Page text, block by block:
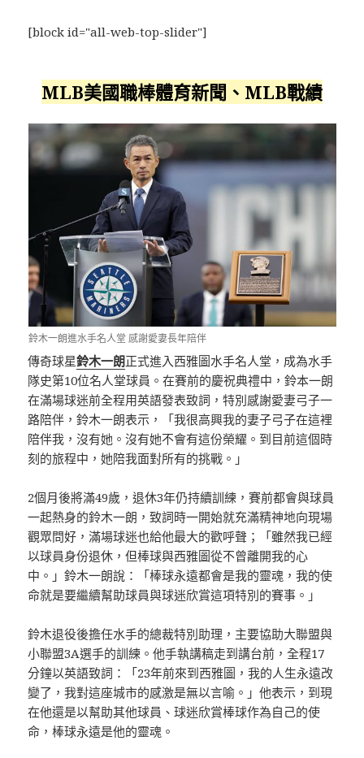
[block id="all-web-top-slider"]
MLB美國職棒體育新聞、MLB戰績
鈴木一朗進水手名人堂 感謝愛妻長年陪伴
傳奇球星鈴木一朗正式進入西雅圖水手名人堂，成為水手
隊史第10位名人堂球員。在賽前的慶祝典禮中，鈴本一朗
在滿場球迷前全程用英語發表致詞，特別感謝愛妻弓子一
路陪伴，鈴木一朗表示，「我很高興我的妻子弓子在這裡
陪伴我，沒有她。沒有她不會有這份榮耀。到目前這個時
刻的旅程中，她陪我面對所有的挑戰。」
2個月後將滿49歲，退休3年仍持續訓練，賽前都會與球員
一起熱身的鈴木一朗，致詞時一開始就充滿精神地向現場
觀眾問好，滿場球迷也給他最大的歡呼聲；「雖然我已經
以球員身份退休，但棒球與西雅圖從不曾離開我的心
中。」鈴木一朗說：「棒球永遠都會是我的靈魂，我的使
命就是要繼續幫助球員與球迷欣賞這項特別的賽事。」
鈴木退役後擔任水手的總裁特別助理，主要協助大聯盟與
小聯盟3A選手的訓練。他手執講稿走到講台前，全程17
分鐘以英語致詞：「23年前來到西雅圖，我的人生永遠改
變了，我對這座城市的感激是無以言喻。」他表示，到現
在他還是以幫助其他球員、球迷欣賞棒球作為自己的使
命，棒球永遠是他的靈魂。